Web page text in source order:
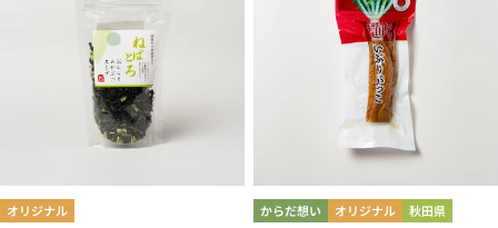
オリジナル からだ想い オリジナル 秋田県